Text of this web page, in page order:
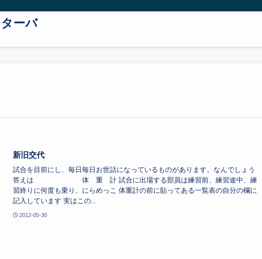
ーバ
新旧交代
試合を目前にし、毎日毎日お世話になっているものがあります。なんでしょう
答えは 体 重 計 試合に出場する部員は練習前、練習途中、練
習終りに何度も乗り、にらめっこ 体重計の前に貼ってある一覧表の自分の欄に
記入しています 実はこの...
2012-05-30